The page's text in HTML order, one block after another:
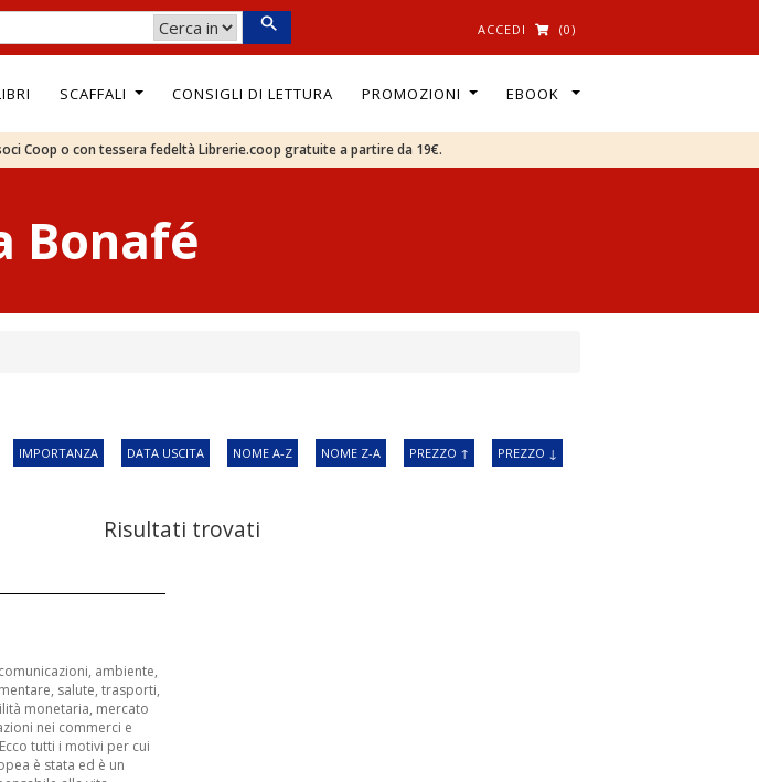
ACCEDI (0)
SCAFFALI CONSIGLI DI LETTURA PROMOZIONI EBOOK
Coop o con tessera fedeltà Librerie.coop gratuite a partire da 19€.
Bonafé
IMPORTANZA DATA USCITA NOME A-Z NOME Z-A PREZZO ↑ PREZZO ↓
Risultati trovati
ambiente,
salute, trasporti,
monetaria, mercato
nei commerci e
tutti i motivi per cui
è stata ed è un